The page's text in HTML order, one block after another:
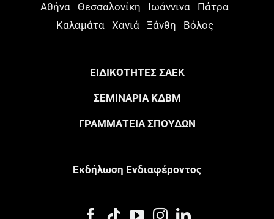
Αθήνα Θεσσαλονίκη Ιωάννινα
Πάτρα
Καλαμάτα
Χανιά Ξάνθη Βόλος
ΕΙΔΙΚΟΤΗΤΕΣ ΣΑΕΚ
ΣΕΜΙΝΑΡΙΑ ΚΔΒΜ
ΓΡΑΜΜΑΤΕΙΑ ΣΠΟΥΔΩΝ
Eκδήλωση Eνδιαφέροντος